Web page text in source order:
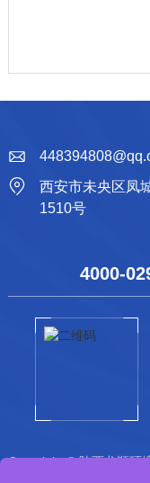
西安市未央区凤
1510号
4000-
Copyright © 陕西龙顺环